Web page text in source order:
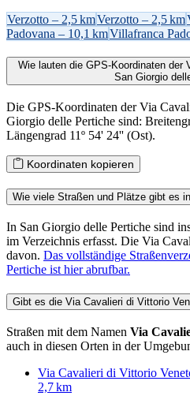
Verzotto – 2,5 kmVerzotto – 2,5 km
Padovana – 10,1 kmVillafranca
Wie lauten die GPS-Koordinaten der
San Giorgio
Die GPS-Koordinaten der Via
Giorgio delle Pertiche sind:
Längengrad 11º 54' 24'' (Ost).
Koordinaten kopieren
Wie viele Straßen und Plätze gibt es
In San Giorgio delle Pertiche sind
im Verzeichnis erfasst. Die Via
davon. Das vollständige
Pertiche ist hier abrufbar.
Gibt es die Via Cavalieri di Vittorio
Straßen mit dem Namen Via
auch in diesen Orten in der
Via Cavalieri di Vittorio
2,7 km